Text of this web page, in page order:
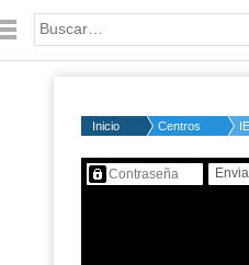
Palabra o frase:
Inicio Centros
Contenido protegido…